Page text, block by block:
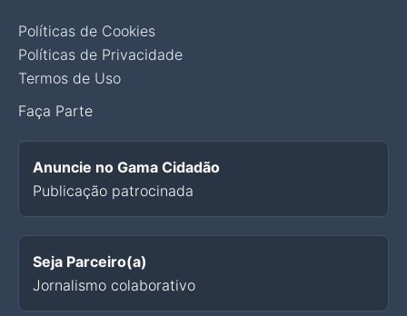
Políticas de Cookies
Políticas de Privacidade
Termos de Uso
Faça Parte
Anuncie no Gama Cidadão
Publicação patrocinada
Seja Parceiro(a)
Jornalismo colaborativo